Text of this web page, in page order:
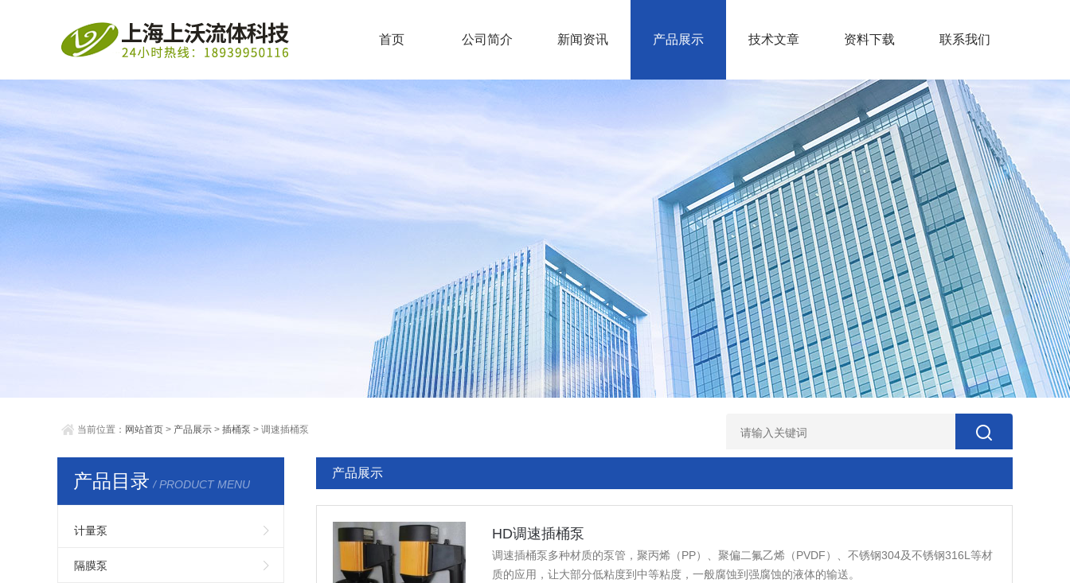
首页 公司简介 新闻资讯 产品展示 技术文章 资料下载 联系我们
当前位置： 网站首页 > 产品展示 > 插桶泵 > 调速插桶泵
产品目录 / PRODUCT MENU
计量泵
隔膜泵
产品展示
HD调速插桶泵
调速插桶泵多种材质的泵管，聚丙烯（PP）、聚偏二氟乙烯（PVDF）、不锈钢304及不锈钢316L等材
质的应用，让大部分低粘度到中等粘度，一般腐蚀到强腐蚀的液体的输送。